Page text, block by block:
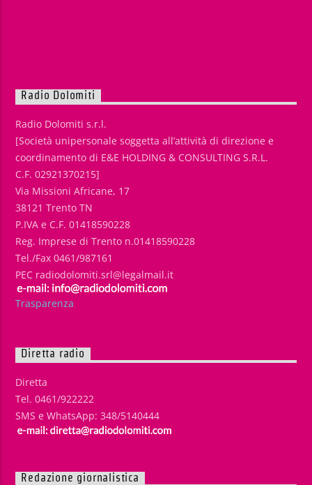
Radio Dolomiti
Radio Dolomiti s.r.l.
[Società unipersonale soggetta all’attività di direzione e
coordinamento di E&E HOLDING & CONSULTING S.R.L.
C.F. 02921370215]
Via Missioni Africane, 17
38121 Trento TN
P.IVA e C.F. 01418590228
Reg. Imprese di Trento n.01418590228
Tel./Fax 0461/987161
PEC radiodolomiti.srl@legalmail.it
Trasparenza
Diretta radio
Diretta
Tel. 0461/922222
SMS e WhatsApp: 348/5140444
Redazione giornalistica